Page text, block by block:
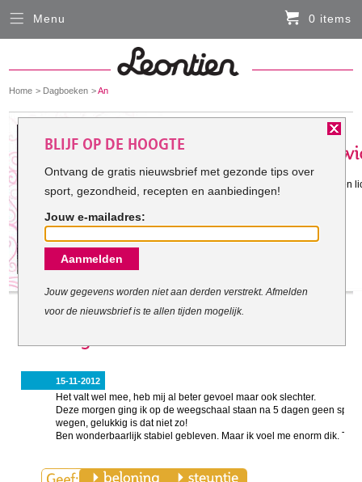
You
here:
Home Dagboeken An
Gestart met mijn doel: 6-9-2012
Ik wil me goed voelen over mijn eigen
15-11-2012
Het valt wel mee, heb mij al beter gevoel maar ook slechter.
Deze morgen ging ik op de weegschaal staan na 5 dagen geen
wegen, gelukkig is dat niet zo!
Ben wonderbaarlijk stabiel gebleven. Maar ik voel me enorm dik.
Menu 0 items
Sluiten
HARDLOOPKLEDING
FIETSKLEDING
SERVICE
Inloggen
Contact- en adresgegevens
Levertijd, retourneren, ruilen
BLIJF OP DE HOOGTE
Ontvang de gratis nieuwsbrief met gezonde tips over
sport, gezondheid, recepten en aanbiedingen!
Jouw e-mailadres:
Aanmelden
Jouw gegevens worden niet aan derden verstrekt. Afmelden
voor de nieuwsbrief is te allen tijden mogelijk.